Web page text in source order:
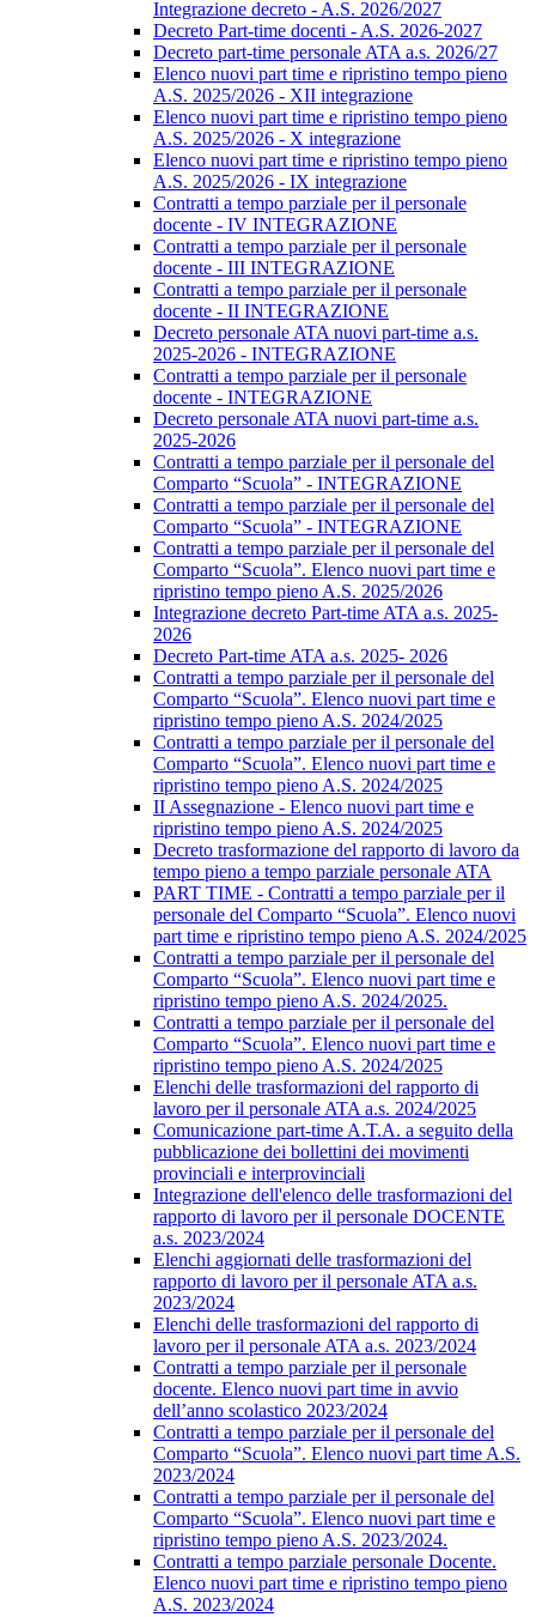
Integrazione decreto - A.S. 2026/2027
Decreto Part-time docenti - A.S. 2026-2027
Decreto part-time personale ATA a.s. 2026/27
Elenco nuovi part time e ripristino tempo pieno
A.S. 2025/2026 - XII integrazione
Elenco nuovi part time e ripristino tempo pieno
A.S. 2025/2026 - X integrazione
Elenco nuovi part time e ripristino tempo pieno
A.S. 2025/2026 - IX integrazione
Contratti a tempo parziale per il personale
docente - IV INTEGRAZIONE
Contratti a tempo parziale per il personale
docente - III INTEGRAZIONE
Contratti a tempo parziale per il personale
docente - II INTEGRAZIONE
Decreto personale ATA nuovi part-time a.s.
2025-2026 - INTEGRAZIONE
Contratti a tempo parziale per il personale
docente - INTEGRAZIONE
Decreto personale ATA nuovi part-time a.s.
2025-2026
Contratti a tempo parziale per il personale del
Comparto “Scuola” - INTEGRAZIONE
Contratti a tempo parziale per il personale del
Comparto “Scuola” - INTEGRAZIONE
Contratti a tempo parziale per il personale del
Comparto “Scuola”. Elenco nuovi part time e
ripristino tempo pieno A.S. 2025/2026
Integrazione decreto Part-time ATA a.s. 2025-
2026
Decreto Part-time ATA a.s. 2025- 2026
Contratti a tempo parziale per il personale del
Comparto “Scuola”. Elenco nuovi part time e
ripristino tempo pieno A.S. 2024/2025
Contratti a tempo parziale per il personale del
Comparto “Scuola”. Elenco nuovi part time e
ripristino tempo pieno A.S. 2024/2025
II Assegnazione - Elenco nuovi part time e
ripristino tempo pieno A.S. 2024/2025
Decreto trasformazione del rapporto di lavoro da
tempo pieno a tempo parziale personale ATA
PART TIME - Contratti a tempo parziale per il
personale del Comparto “Scuola”. Elenco nuovi
part time e ripristino tempo pieno A.S. 2024/2025
Contratti a tempo parziale per il personale del
Comparto “Scuola”. Elenco nuovi part time e
ripristino tempo pieno A.S. 2024/2025.
Contratti a tempo parziale per il personale del
Comparto “Scuola”. Elenco nuovi part time e
ripristino tempo pieno A.S. 2024/2025
Elenchi delle trasformazioni del rapporto di
lavoro per il personale ATA a.s. 2024/2025
Comunicazione part-time A.T.A. a seguito della
pubblicazione dei bollettini dei movimenti
provinciali e interprovinciali
Integrazione dell'elenco delle trasformazioni del
rapporto di lavoro per il personale DOCENTE
a.s. 2023/2024
Elenchi aggiornati delle trasformazioni del
rapporto di lavoro per il personale ATA a.s.
2023/2024
Elenchi delle trasformazioni del rapporto di
lavoro per il personale ATA a.s. 2023/2024
Contratti a tempo parziale per il personale
docente. Elenco nuovi part time in avvio
dell’anno scolastico 2023/2024
Contratti a tempo parziale per il personale del
Comparto “Scuola”. Elenco nuovi part time A.S.
2023/2024
Contratti a tempo parziale per il personale del
Comparto “Scuola”. Elenco nuovi part time e
ripristino tempo pieno A.S. 2023/2024.
Contratti a tempo parziale personale Docente.
Elenco nuovi part time e ripristino tempo pieno
A.S. 2023/2024